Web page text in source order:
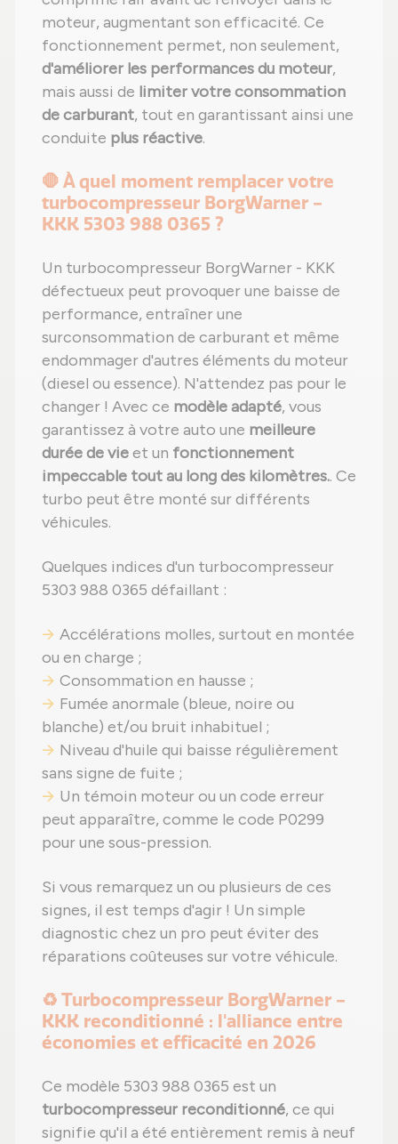
moteur, augmentant son efficacité. Ce
fonctionnement permet, non seulement,
d'améliorer les performances du moteur,
mais aussi de limiter votre consommation
de carburant, tout en garantissant ainsi une
conduite plus réactive.
🛑 À quel moment remplacer votre
turbocompresseur BorgWarner -
KKK 5303 988 0365 ?
Un turbocompresseur BorgWarner - KKK
défectueux peut provoquer une baisse de
performance, entraîner une
surconsommation de carburant et même
endommager d'autres éléments du moteur
(diesel ou essence). N'attendez pas pour le
changer ! Avec ce modèle adapté, vous
garantissez à votre auto une meilleure
durée de vieet un fonctionnement
impeccable tout au long des kilomètres.. Ce
turbo peut être monté sur différents
véhicules.
Quelques indices d'un turbocompresseur
5303 988 0365 défaillant :
Accélérations molles, surtout en montée
ou en charge ;
Consommation en hausse ;
Fumée anormale (bleue, noire ou
blanche) et/ou bruit inhabituel ;
Niveau d'huile qui baisse régulièrement
sans signe de fuite ;
Un témoin moteur ou un code erreur
peut apparaître, comme le code P0299
pour une sous-pression.
Si vous remarquez un ou plusieurs de ces
signes, il est temps d'agir ! Un simple
diagnostic chez un pro peut éviter des
réparations coûteuses sur votre véhicule.
♻️ Turbocompresseur BorgWarner -
KKK reconditionné : l'alliance entre
économies et efficacité en 2026
Ce modèle 5303 988 0365 est un
turbocompresseur reconditionné, ce qui
signifie qu'il a été entièrement remis à neuf